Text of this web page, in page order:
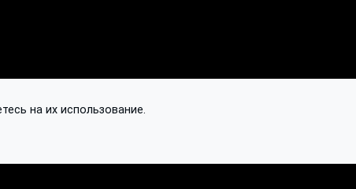
на их использование.